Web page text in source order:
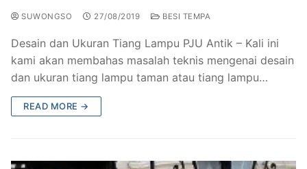
Ranjang Besi Tempa Klasik
Tiang Lampu PJU Antik
Pengecoran Logam Jakarta
Alat Fitness Outdoor Murah
SUWONGSO 27/08/2019 BESI TEMPA
Desain dan Ukuran Tiang Lampu PJU Antik – Kali ini
kami akan membahas masalah teknis mengenai desain
dan ukuran tiang lampu taman atau tiang lampu…
READ MORE →